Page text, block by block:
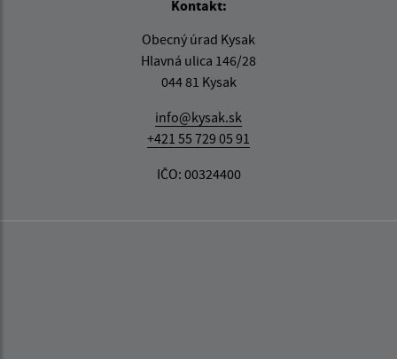
Kontakt:
Obecný úrad Kysak
Hlavná ulica 146/28
044 81 Kysak
info@kysak.sk
+421 55 729 05 91
IČO: 00324400